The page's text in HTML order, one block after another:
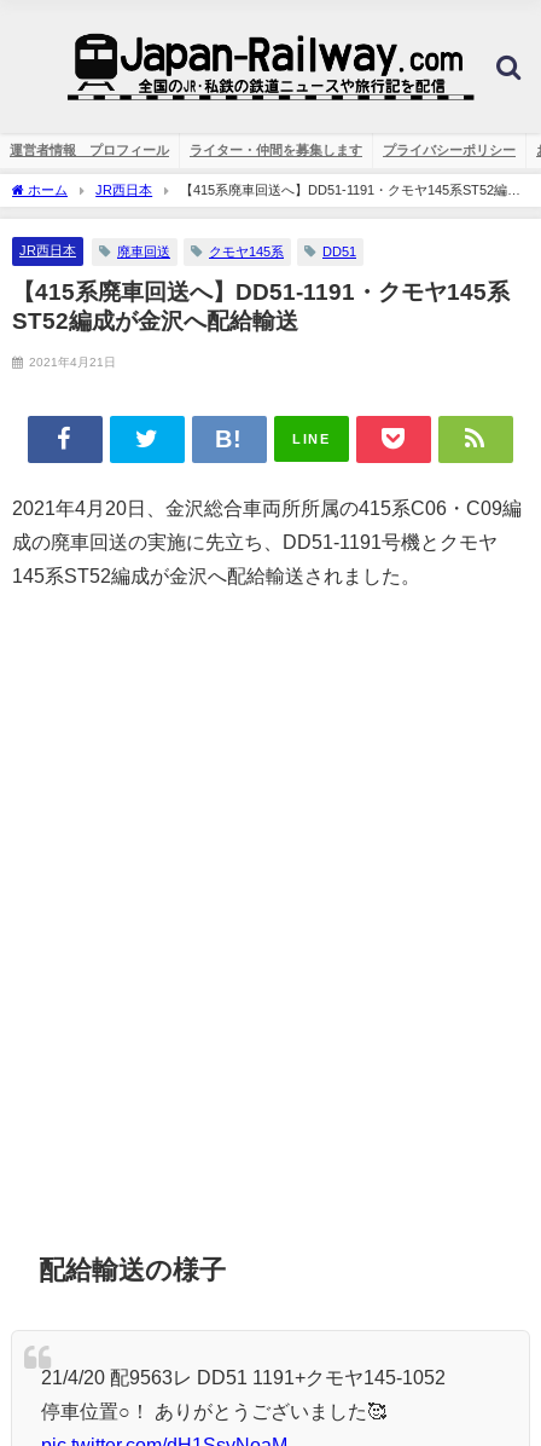
運営者情報 プロフィール ライター・仲間を募集します プライバシーポリシー
ホーム JR西日本
【415系廃車回送へ】DD51-1191・クモヤ145系ST52編成
が金沢へ配給輸送
JR西日本 廃車回送 クモヤ145系 DD51
【415系廃車回送へ】DD51-1191・クモヤ145系
ST52編成が金沢へ配給輸送
2021年4月21日
LINE
2021年4月20日、金沢総合車両所所属の415系C06・C09編
成の廃車回送の実施に先立ち、DD51-1191号機とクモヤ
145系ST52編成が金沢へ配給輸送されました。
配給輸送の様子
21/4/20 配9563レ DD51 1191+クモヤ145-1052
停車位置○！ ありがとうございました🥰